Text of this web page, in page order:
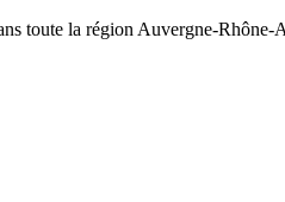
toute la région Auvergne-Rhône-